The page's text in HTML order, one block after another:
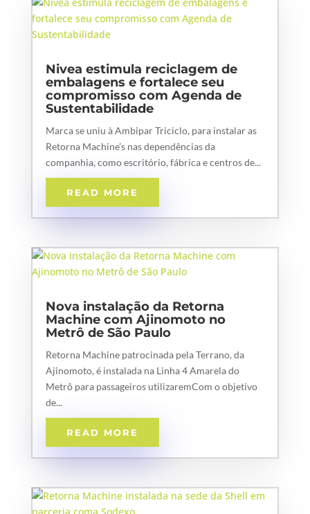
Nivea estimula reciclagem de
embalagens e fortalece seu
compromisso com Agenda de
Sustentabilidade
Marca se uniu à Ambipar Triciclo, para instalar as
Retorna Machine’s nas dependências da
companhia, como escritório, fábrica e centros de...
READ MORE
Nova instalação da Retorna
Machine com Ajinomoto no
Metrô de São Paulo
Retorna Machine patrocinada pela Terrano, da
Ajinomoto, é instalada na Linha 4 Amarela do
Metrô para passageiros utilizaremCom o objetivo
de...
READ MORE